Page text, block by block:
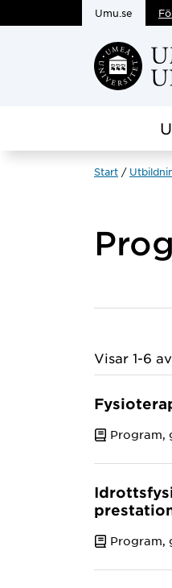
Hoppa
Umu.se
Start
Visar 1-6
Program,
Program,